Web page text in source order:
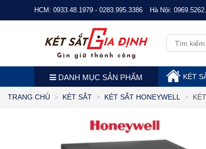
HCM: 0933.48.1979 - 0283.995.3386 Hà Nội:
DANH MỤC SẢN PHẨM KÉT
TRANG CHỦ KÉT SẮT KÉT SẮT HONEYWELL